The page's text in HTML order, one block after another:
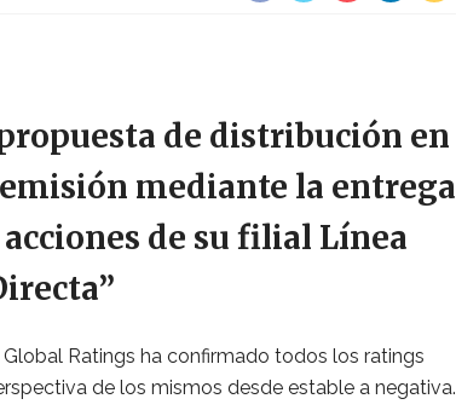
de distribución en
mediante la entrega
de su filial Línea
Ratings ha confirmado todos los ratings
de los mismos desde estable a negativa.